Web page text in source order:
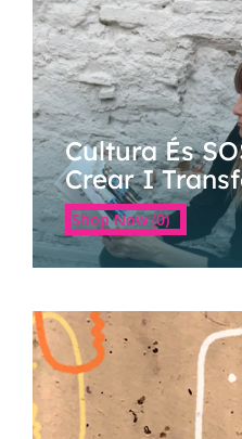
Cultura És
Crear I
Shop Now (0)